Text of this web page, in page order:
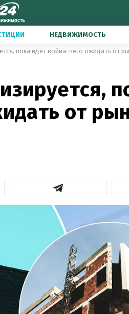
НЕДВИЖИМОСТЬ
пока идет война: чего ожидать от
от